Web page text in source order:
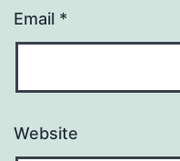
Email *
Website